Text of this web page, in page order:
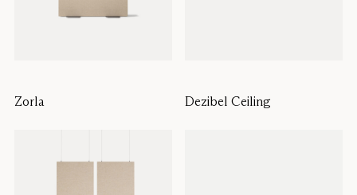
Zorla Dezibel Ceiling